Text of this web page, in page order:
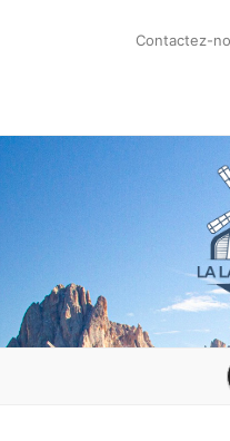
Contactez-
la-